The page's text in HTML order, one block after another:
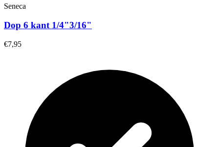
Seneca
Dop 6 kant 1/4"3/16"
€7,95